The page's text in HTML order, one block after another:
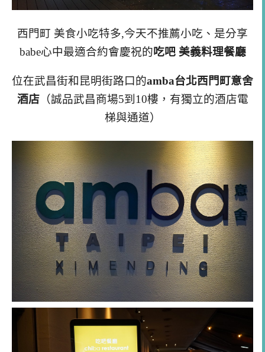
西門町 美食小吃特多,今天不推薦小吃、是分享
babe心中最適合約會慶祝的吃吧 美義料理餐廳
位在武昌街和昆明街路口的amba台北西門町意舍
酒店（誠品武昌商場5到 10樓，有獨立的酒店電
梯與通道）